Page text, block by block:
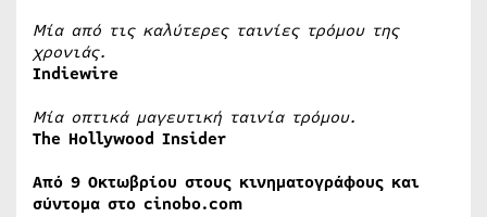
Μία από τις καλύτερες ταινίες τρόμου της
χρονιάς.
Indiewire
Μία οπτικά μαγευτική ταινία τρόμου.
The Hollywood Insider
Από 9 Οκτωβρίου στους κινηματογράφους και
σύντομα στο cinobo.com